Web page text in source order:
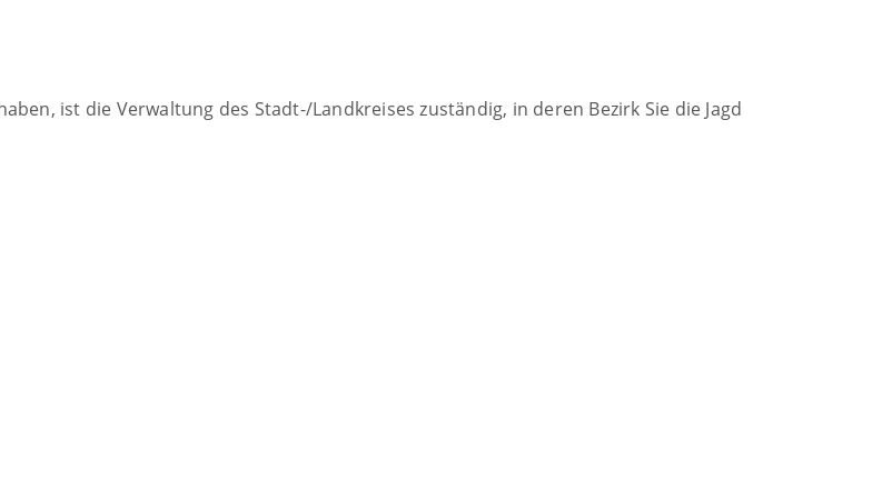
ist die Verwaltung des Stadt-/Landkreises zuständig, in deren Bezirk Sie die Jagd